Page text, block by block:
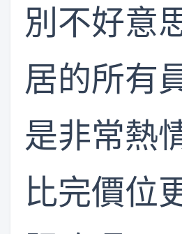
別不好意
居的所有
是非常熱
比完價位